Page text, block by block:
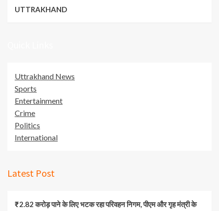
UTTRAKHAND
Uttrakhand News
Sports
Entertainment
Crime
Politics
International
Latest Post
₹2.82 करोड़ पाने के लिए भटक रहा परिवहन निगम, पीएम और गृह मंत्री के